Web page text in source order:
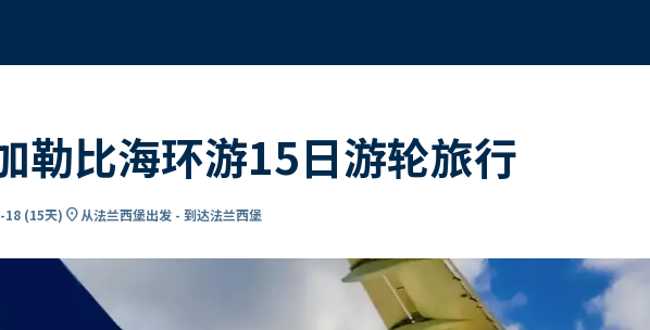
勒比海环游15日游轮旅行
18 (15天) location_on从法兰西堡出发 - 到达法兰西堡